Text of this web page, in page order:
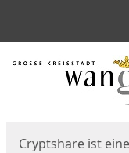
Start
Cryptshare ist